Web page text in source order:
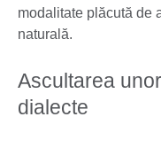
modalitate plăcută de
naturală.
Ascultarea
dialecte